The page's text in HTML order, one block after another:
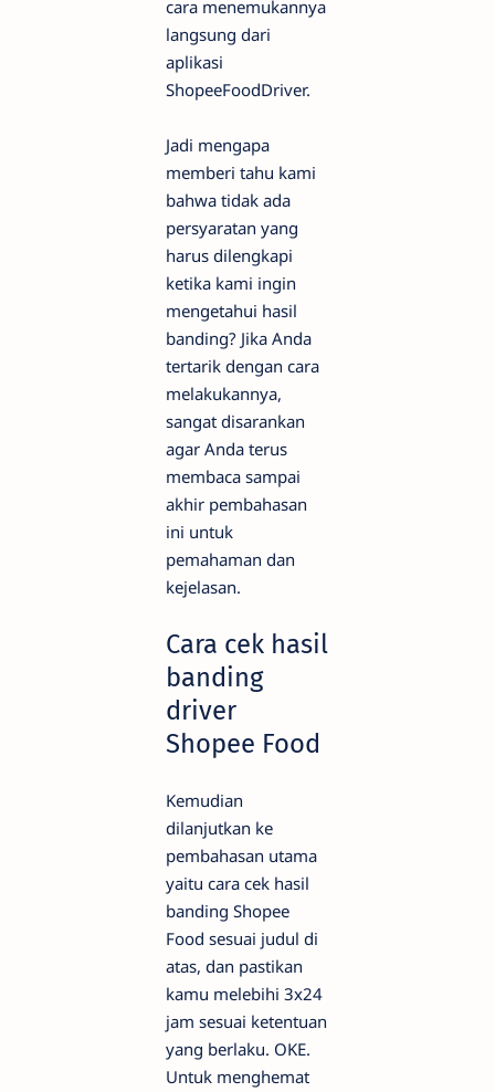
cara menemukannya
langsung dari
aplikasi
ShopeeFoodDriver.
Jadi mengapa
memberi tahu kami
bahwa tidak ada
persyaratan yang
harus dilengkapi
ketika kami ingin
mengetahui hasil
banding? Jika Anda
tertarik dengan cara
melakukannya,
sangat disarankan
agar Anda terus
membaca sampai
akhir pembahasan
ini untuk
pemahaman dan
kejelasan.
Cara cek hasil
banding
driver
Shopee Food
Kemudian
dilanjutkan ke
pembahasan utama
yaitu cara cek hasil
banding Shopee
Food sesuai judul di
atas, dan pastikan
kamu melebihi 3x24
jam sesuai ketentuan
yang berlaku. OKE.
Untuk menghemat